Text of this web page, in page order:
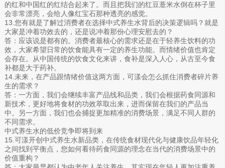
的红和中国红的红结合起来了。而且把我们的红豆薏米水倒在杯子里
会非常漂亮，会给人像红宝石那种透亮的感觉。
13.您有就是了解过消费者在选择中式养生水背后的决策逻辑吗？就是
大家是冲着功效去的，还是说冲着那份心理安慰去的？
答：应该说是都有的。消费者最核心的需求还是在于轻养生饮料的功
效，大家希望日常的饮食能具有一定的养生功能。而情绪价值也肯定
会存在。从中国传统的饮食文化来讲，食补是深入人心，从古至今食
补都是大于药补。
14.未来，在产品跟情绪价值这两方面，可漾会怎么抓住消费者碎片养
生的需求？
答：一方面，我们会继续丰富产品线和品类，我们会根据药食同源和
新技术，更好地将食材的功效萃取出来，进而保留在我们的产品当
中。另一方面，我们也会捕捉更加精准的消费场景，满足不同人群的
不同需求。
中式养生水的低价竞争即将到来
15.可漾开创中式养生水新品类，在传统食材现代化与健康饮品年轻化
之间找到平衡点，您如何看待药食同源的理念在当代的消费场景中的
价值重构？